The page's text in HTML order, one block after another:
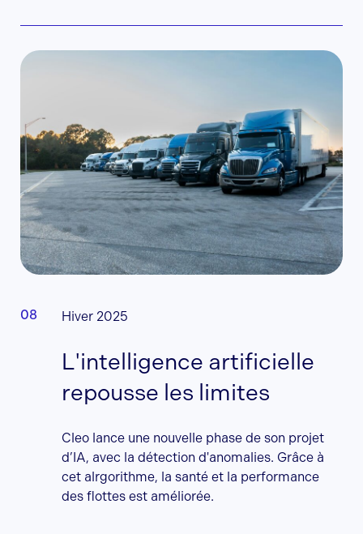
Hiver 2025
L'intelligence artificielle
repousse les limites
Cleo lance une nouvelle phase de son projet
d’IA, avec la détection d'anomalies. Grâce à
cet alrgorithme, la santé et la performance
des flottes est améliorée.